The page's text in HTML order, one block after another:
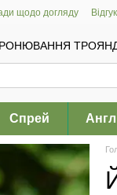
щодо догляду
ТРОЯНД
Спрей